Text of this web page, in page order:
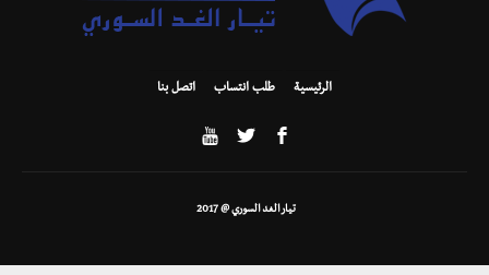
الرئيسية طلب انتساب اتصل بنا
تيار الغد السوري @ 2017